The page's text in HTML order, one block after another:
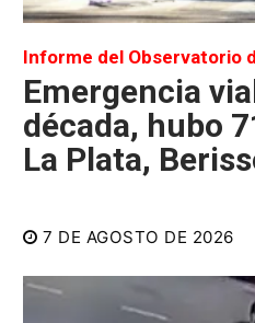
Informe del Observatorio
Emergencia
década, hubo
La Plata,
7 DE AGOSTO DE 2026